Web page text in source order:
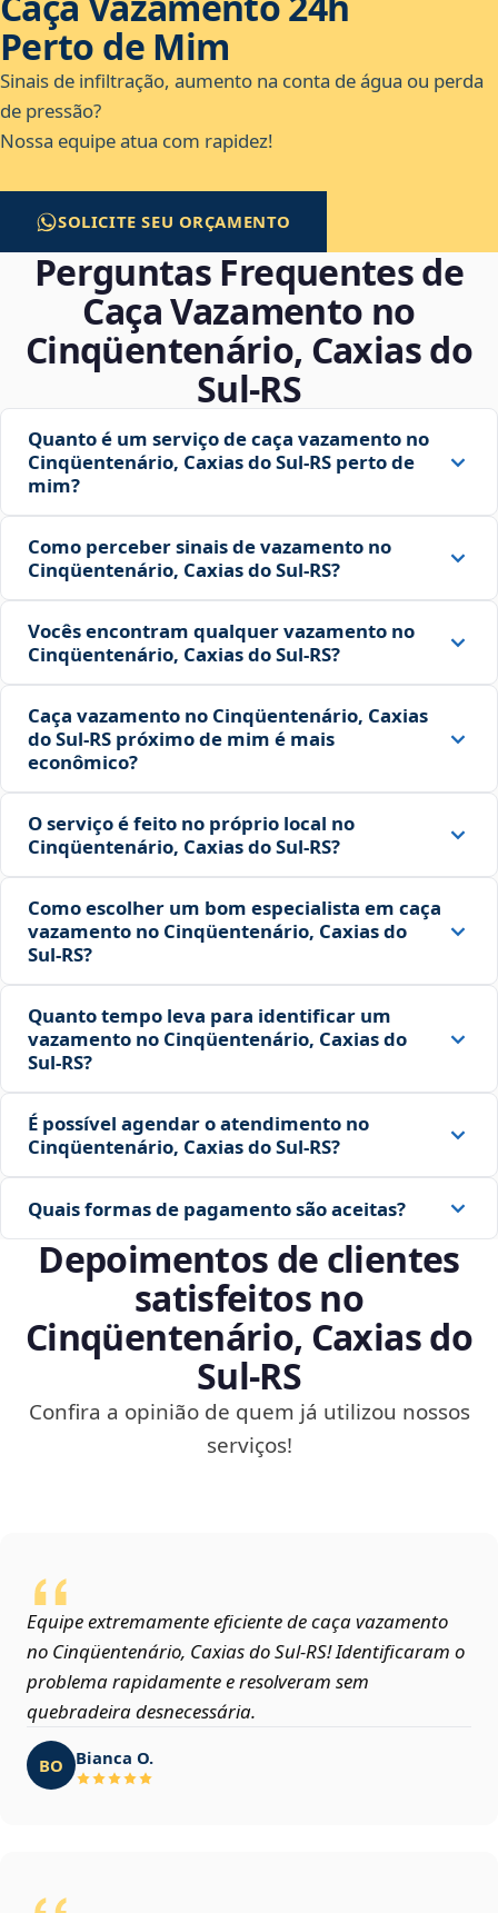
Perto de Mim
Sinais de infiltração, aumento na conta de água ou perda
de pressão?
Nossa equipe atua com rapidez!
SOLICITE SEU ORÇAMENTO
Perguntas Frequentes de
Caça Vazamento no
Cinqüentenário, Caxias do
Sul‑RS
Quanto é um serviço de caça vazamento no
Cinqüentenário, Caxias do Sul‑RS perto de
mim?
Como perceber sinais de vazamento no
Cinqüentenário, Caxias do Sul‑RS?
Vocês encontram qualquer vazamento no
Cinqüentenário, Caxias do Sul‑RS?
Caça vazamento no Cinqüentenário, Caxias
do Sul‑RS próximo de mim é mais
econômico?
O serviço é feito no próprio local no
Cinqüentenário, Caxias do Sul‑RS?
Como escolher um bom especialista em caça
vazamento no Cinqüentenário, Caxias do
Sul‑RS?
Quanto tempo leva para identificar um
vazamento no Cinqüentenário, Caxias do
Sul‑RS?
É possível agendar o atendimento no
Cinqüentenário, Caxias do Sul‑RS?
Quais formas de pagamento são aceitas?
Depoimentos de clientes
satisfeitos no
Cinqüentenário, Caxias do
Sul‑RS
Confira a opinião de quem já utilizou nossos
serviços!
Equipe extremamente eficiente de caça vazamento
no Cinqüentenário, Caxias do Sul‑RS! Identificaram o
problema rapidamente e resolveram sem
quebradeira desnecessária.
BO Bianca O.